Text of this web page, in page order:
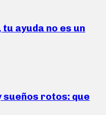
ayuda no es un
sueños rotos: que